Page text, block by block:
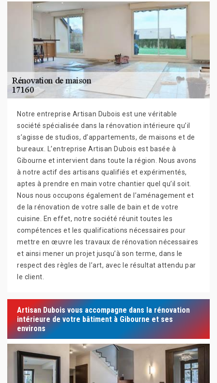
Notre entreprise Artisan Dubois est une véritable
société spécialisée dans la rénovation intérieure qu’il
s’agisse de studios, d’appartements, de maisons et de
bureaux. L’entreprise Artisan Dubois est basée à
Gibourne et intervient dans toute la région. Nous avons
à notre actif des artisans qualifiés et expérimentés,
aptes à prendre en main votre chantier quel qu’il soit.
Nous nous occupons également de l’aménagement et
de la rénovation de votre salle de bain et de votre
cuisine. En effet, notre société réunit toutes les
compétences et les qualifications nécessaires pour
mettre en œuvre les travaux de rénovation nécessaires
et ainsi mener un projet jusqu’à son terme, dans le
respect des règles de l’art, avec le résultat attendu par
le client.
Artisan Dubois vous accompagne dans la rénovation
intérieure de votre bâtiment à Gibourne et ses
environs